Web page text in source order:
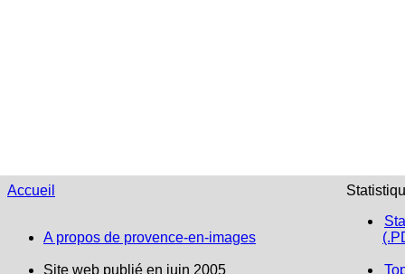
Accueil
A propos de provence-en-images
Site web publié en juin 2005